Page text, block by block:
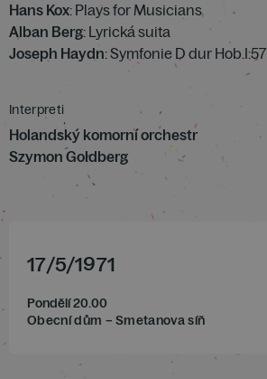
Hans Kox: Plays for Musicians
Alban Berg: Lyrická suita
Joseph Haydn: Symfonie D dur Hob.I:57
Interpreti
Holandský komorní orchestr
Szymon Goldberg
17/5/1971
Pondělí 20.00
Obecní dům – Smetanova síň